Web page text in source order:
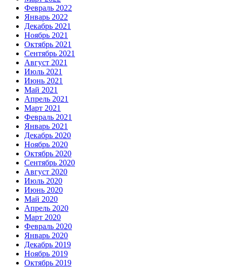
Февраль 2022
Январь 2022
Декабрь 2021
Ноябрь 2021
Октябрь 2021
Сентябрь 2021
Август 2021
Июль 2021
Июнь 2021
Май 2021
Апрель 2021
Март 2021
Февраль 2021
Январь 2021
Декабрь 2020
Ноябрь 2020
Октябрь 2020
Сентябрь 2020
Август 2020
Июль 2020
Июнь 2020
Май 2020
Апрель 2020
Март 2020
Февраль 2020
Январь 2020
Декабрь 2019
Ноябрь 2019
Октябрь 2019